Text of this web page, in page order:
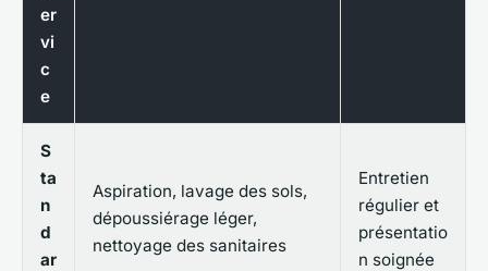
er
vi
c
e
S
ta
n
d
ar
Aspiration, lavage des sols,
dépoussiérage léger,
nettoyage des sanitaires
Entretien
régulier et
présentatio
n soignée